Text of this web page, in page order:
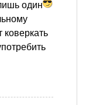
один
коверкать